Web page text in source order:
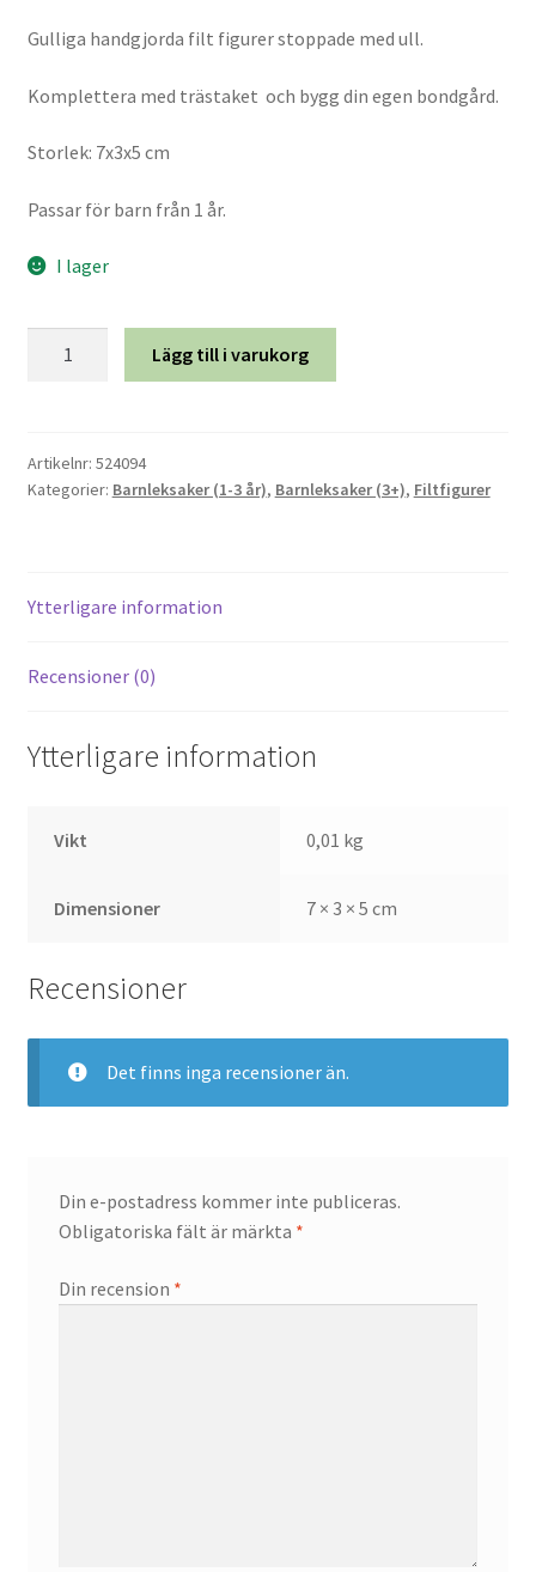
Kamelull
Om Askur & Embla
Gulliga handgjorda filt figurer stoppade med ull.
Komplettera med trästaket och bygg din egen bondgård.
Storlek: 7x3x5 cm
Passar för barn från 1 år.
I lager
Lägg till i varukorg
Artikelnr: 524094
Kategorier: Barnleksaker (1-3 år), Barnleksaker (3+), Filtfigurer
Ytterligare information
Recensioner (0)
Ytterligare information
Vikt 0,01 kg
Dimensioner 7 × 3 × 5 cm
Recensioner
Det finns inga recensioner än.
Din e-postadress kommer inte publiceras.
Obligatoriska fält är märkta *
Din recension *